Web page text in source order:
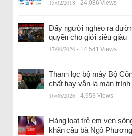
15/02/2018 - 24.086 Views
Đẩy người nghèo ra
quyền cho giới siêu giàu
17/06/2026 - 14.541 Views
Thanh lọc bộ máy Bộ
chất hay vẫn là màn trình
16/06/2026 - 4.953 Views
Hàng loạt trẻ em ven
khẩn cầu bà Ngô